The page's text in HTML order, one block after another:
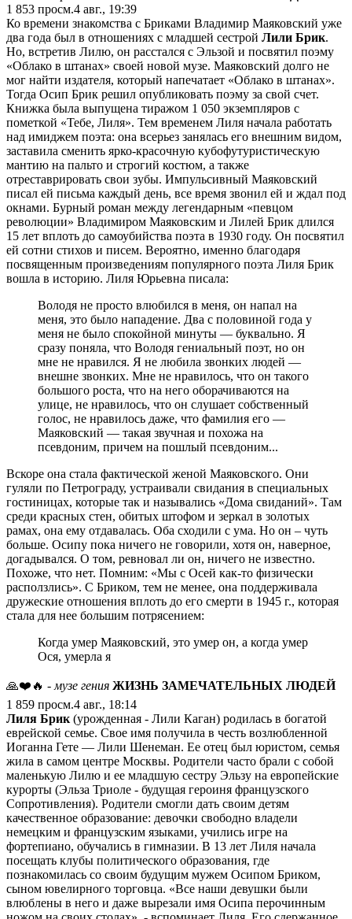
1 853 просм.4 авг., 19:39
Ко времени знакомства с Бриками Владимир Маяковский уже
два года был в отношениях с младшей сестрой Лили Брик.
Но, встретив Лилю, он расстался с Эльзой и посвятил поэму
«Облако в штанах» своей новой музе. Маяковский долго не
мог найти издателя, который напечатает «Облако в штанах».
Тогда Осип Брик решил опубликовать поэму за свой счет.
Книжка была выпущена тиражом 1 050 экземпляров с
пометкой «Тебе, Лиля». Тем временем Лиля начала работать
над имиджем поэта: она всерьез занялась его внешним видом,
заставила сменить ярко-красочную кубофутуристическую
мантию на пальто и строгий костюм, а также
отреставрировать свои зубы. Импульсивный Маяковский
писал ей письма каждый день, все время звонил ей и ждал под
окнами. Бурный роман между легендарным «певцом
революции» Владимиром Маяковским и Лилей Брик длился
15 лет вплоть до самоубийства поэта в 1930 году. Он посвятил
ей сотни стихов и писем. Вероятно, именно благодаря
посвященным произведениям популярного поэта Лиля Брик
вошла в историю. Лиля Юрьевна писала:
Володя не просто влюбился в меня, он напал на
меня, это было нападение. Два с половиной года у
меня не было спокойной минуты — буквально. Я
сразу поняла, что Володя гениальный поэт, но он
мне не нравился. Я не любила звонких людей —
внешне звонких. Мне не нравилось, что он такого
большого роста, что на него оборачиваются на
улице, не нравилось, что он слушает собственный
голос, не нравилось даже, что фамилия его —
Маяковский — такая звучная и похожа на
псевдоним, причем на пошлый псевдоним...
Вскоре она стала фактической женой Маяковского. Они
гуляли по Петрограду, устраивали свидания в специальных
гостиницах, которые так и назывались «Дома свиданий». Там
среди красных стен, обитых штофом и зеркал в золотых
рамах, она ему отдавалась. Оба сходили с ума. Но он – чуть
больше. Осипу пока ничего не говорили, хотя он, наверное,
догадывался. О том, ревновал ли он, ничего не известно.
Похоже, что нет. Помним: «Мы с Осей как-то физически
расползлись». С Бриком, тем не менее, она поддерживала
дружеские отношения вплоть до его смерти в 1945 г., которая
стала для нее большим потрясением:
Когда умер Маяковский, это умер он, а когда умер
Ося, умерла я
🙏❤️🔥 - музе гения ЖИЗНЬ ЗАМЕЧАТЕЛЬНЫХ ЛЮДЕЙ
1 859 просм.4 авг., 18:14
Лиля Брик (урожденная - Лили Каган) родилась в богатой
еврейской семье. Свое имя получила в честь возлюбленной
Иоганна Гете — Лили Шенеман. Ее отец был юристом, семья
жила в самом центре Москвы. Родители часто брали с собой
маленькую Лилю и ее младшую сестру Эльзу на европейские
курорты (Эльза Триоле - будущая героиня французского
Сопротивления). Родители смогли дать своим детям
качественное образование: девочки свободно владели
немецким и французским языками, учились игре на
фортепиано, обучались в гимназии. В 13 лет Лиля начала
посещать клубы политического образования, где
познакомилась со своим будущим мужем Осипом Бриком,
сыном ювелирного торговца. «Все наши девушки были
влюблены в него и даже вырезали имя Осипа перочинным